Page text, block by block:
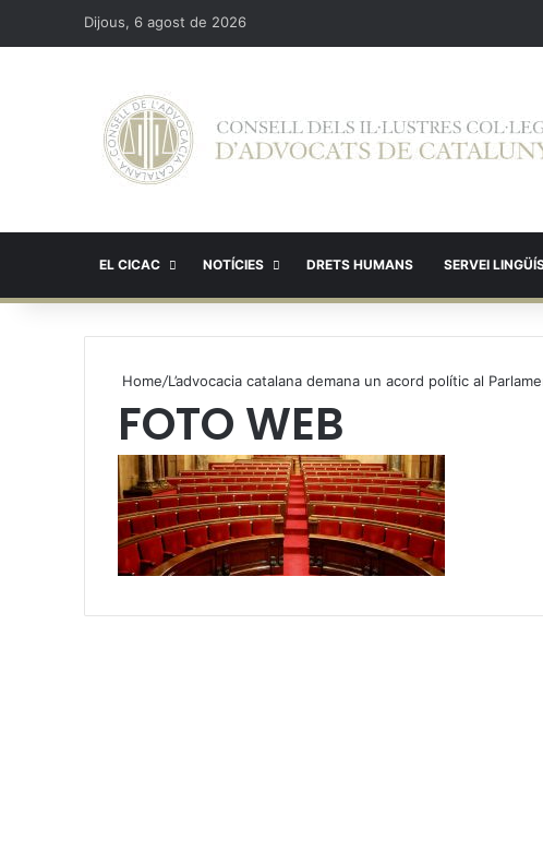
Dijous, 6 agost de 2026
EL CICAC NOTÍCIES DRETS HUMANS SERVEI
Home/L’advocacia catalana demana un acord polític al
FOTO WEB